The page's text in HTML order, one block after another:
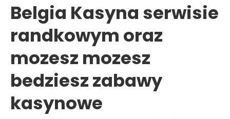
Belgia Kasyna serwisie
randkowym oraz
mozesz mozesz
bedziesz zabawy
kasynowe